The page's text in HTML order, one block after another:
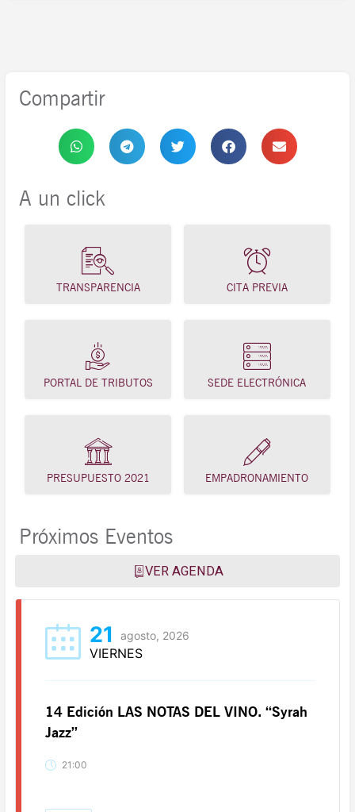
Compartir
A un click
TRANSPARENCIA CITA PREVIA
PORTAL DE TRIBUTOS SEDE ELECTRÓNICA
PRESUPUESTO 2021 EMPADRONAMIENTO
Próximos Eventos
VER AGENDA
21 agosto, 2026
VIERNES
14 Edición LAS NOTAS DEL VINO. “Syrah
Jazz”
21:00